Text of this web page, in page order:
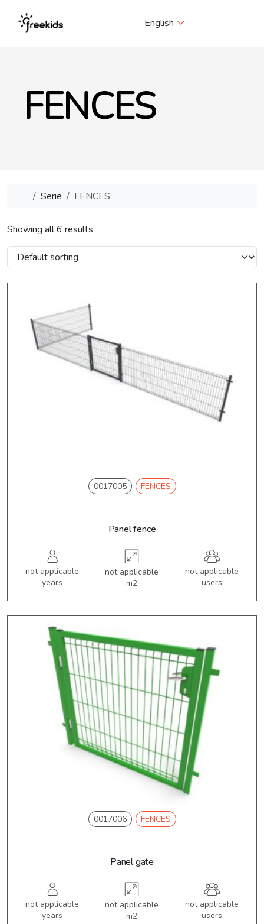
English
FENCES
Home
Serie FENCES
Showing all 6 results
0017005 FENCES
Panel fence
not applicable
years
not applicable
m2
not applicable
users
0017006 FENCES
Panel gate
not applicable
years
not applicable
m2
not applicable
users